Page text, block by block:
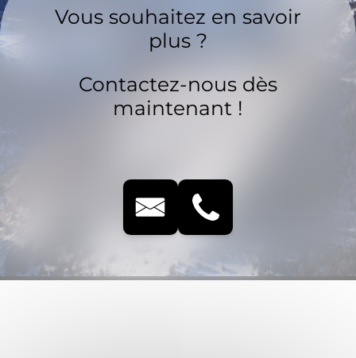
Vous souhaitez en savoir
plus ?
Contactez-nous dès
maintenant !